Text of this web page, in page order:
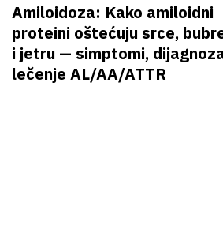
Amiloidoza: Kako amiloidni
proteini oštećuju srce,
i jetru — simptomi,
lečenje AL/AA/ATTR